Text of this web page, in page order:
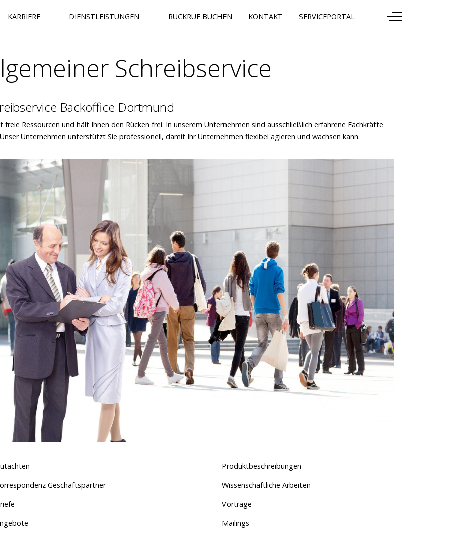
KARRIERE DIENSTLEISTUNGEN RÜCKRUF BUCHEN KONTAKT SERVICEPORTAL Off-Canvas
Schreibservice
Backoffice Dortmund
freie Ressourcen und hält Ihnen den Rücken frei. In unserem Unternehmen sind ausschließlich erfahrene Fachkräfte
Unternehmen unterstützt Sie professionell, damit Ihr Unternehmen flexibel agieren und wachsen kann.
Geschäftspartner
Produktbeschreibungen
Wissenschaftliche Arbeiten
Vorträge
Mailings